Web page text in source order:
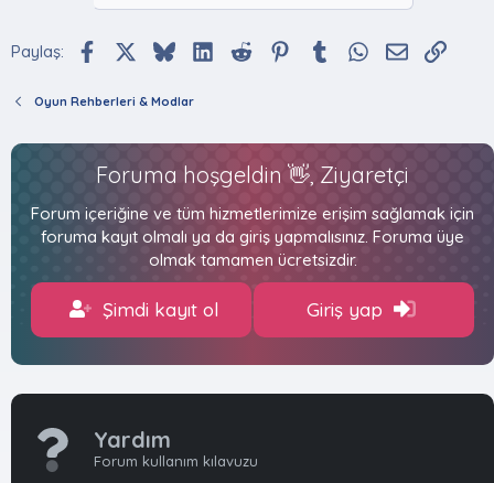
Paylaş: FacebookX (Twitter)
BlueskyLinkedIn
Reddit Pinterest
TumblrWhatsApp
E-posta
Oyun Rehberleri & Modlar
Foruma hoşgeldin 👋, Ziyaretçi
Forum içeriğine ve tüm hizmetlerimize erişim sağlamak için
foruma kayıt olmalı ya da giriş yapmalısınız. Foruma üye
olmak tamamen ücretsizdir.
Şimdi kayıt ol Giriş yap
Yardım
Forum kullanım kılavuzu